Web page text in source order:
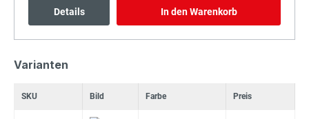
Details In den Warenkorb
Varianten
SKU Bild Farbe Preis